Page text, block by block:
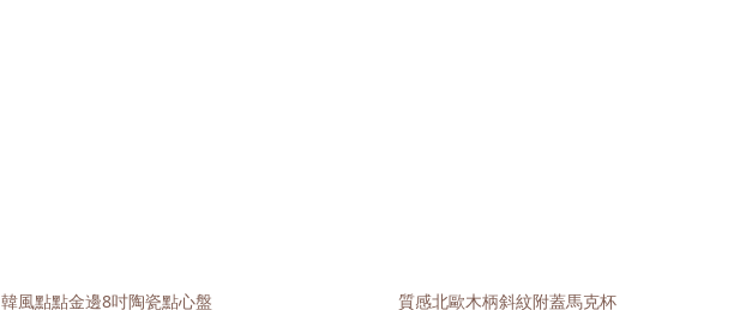
韓風點點金邊8吋陶瓷點心盤
質感北歐木柄斜紋附蓋馬克杯